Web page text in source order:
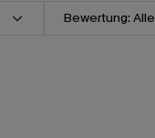
Bewertung: Alle